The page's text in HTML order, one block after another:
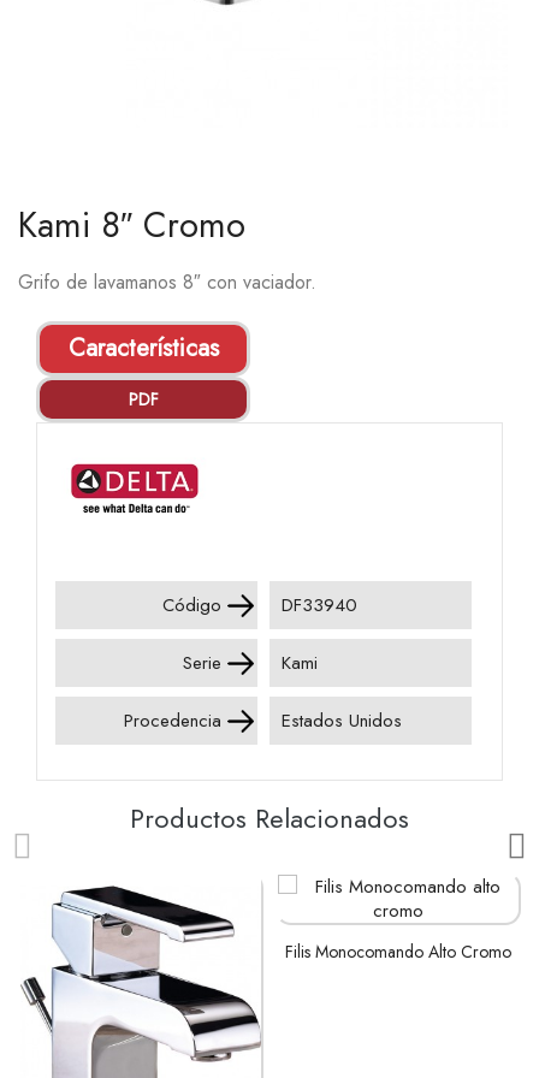
Kami 8″ Cromo
Grifo de lavamanos 8″ con vaciador.
Características
PDF
Código DF33940
Serie Kami
Procedencia Estados Unidos
Productos Relacionados
AÑADIR AL
CARRITO
Filis Monocomando Alto Cromo